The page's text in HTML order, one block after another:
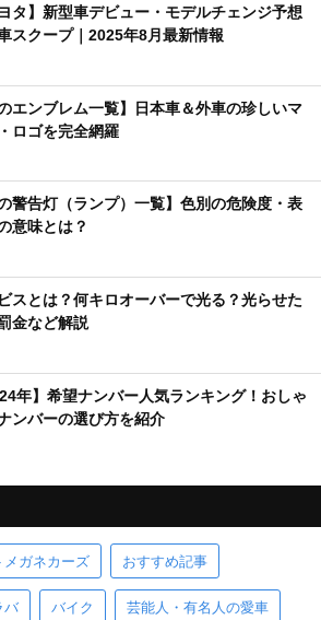
ヨタ】新型車デビュー・モデルチェンジ予想
スクープ｜2025年8月最新情報
のエンブレム一覧】日本車＆外車の珍しいマ
ロゴを完全網羅
の警告灯（ランプ）一覧】色別の危険度・表
意味とは？
スとは？何キロオーバーで光る？光らせた
金など解説
年】希望ナンバー人気ランキング！おしゃ
ンバーの選び方を紹介
メガネカーズ おすすめ記事
バ バイク 芸能人・有名人の愛車